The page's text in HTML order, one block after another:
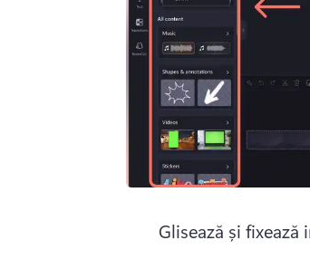
Glisează și